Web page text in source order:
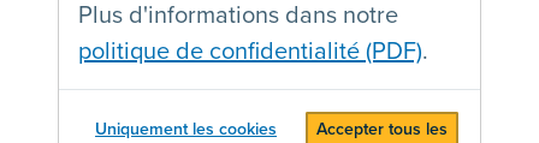
Plus d'informations dans notre
politique de confidentialité (PDF).
Uniquement les cookies
Accepter tous les